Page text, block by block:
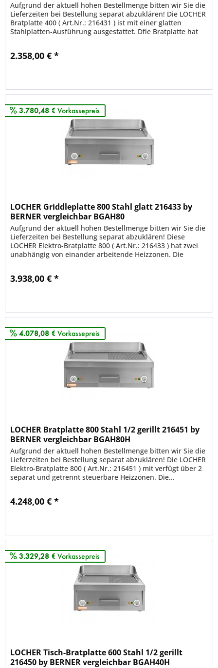
Aufgrund der aktuell hohen Bestellmenge bitten wir Sie die
Lieferzeiten bei Bestellung separat abzuklären! Die LOCHER
Bratplatte 400 ( Art.Nr.: 216431 ) ist mit einer glatten
Stahlplatten-Ausführung ausgestattet. Dfie Bratplatte hat
2.358,00 € *
3.780,48 € Vorkassepreis
LOCHER Griddleplatte 800 Stahl glatt 216433 by
BERNER vergleichbar BGAH80
Aufgrund der aktuell hohen Bestellmenge bitten wir Sie die
Lieferzeiten bei Bestellung separat abzuklären! Diese
LOCHER Elektro-Bratplatte 800 ( Art.Nr.: 216433 ) hat zwei
unabhängig von einander arbeitende Heizzonen. Die
3.938,00 € *
4.078,08 € Vorkassepreis
LOCHER Bratplatte 800 Stahl 1/2 gerillt 216451 by
BERNER vergleichbar BGAH80H
Aufgrund der aktuell hohen Bestellmenge bitten wir Sie die
Lieferzeiten bei Bestellung separat abzuklären! Die LOCHER
Elektro-Bratplatte 800 ( Art.Nr.: 216451 ) mit verfügt über 2
separat und getrennt steuerbare Heizzonen. Die...
4.248,00 € *
3.329,28 € Vorkassepreis
LOCHER Tisch-Bratplatte 600 Stahl 1/2 gerillt
216450 by BERNER vergleichbar BGAH40H